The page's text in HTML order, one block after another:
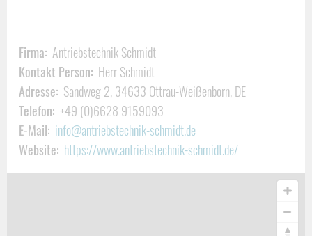
Ersatzteile für Old/Youngtimer, Motorsport und
Alltagsfahrzeug
Porsche-Sonderteile
Triebsätze8:35 in Top Qualität für dasPorsche 915
Firma: Antriebstechnik Schmidt
Kontakt Person: Herr Schmidt
Adresse: Sandweg 2, 34633 Ottrau-Weißenborn, DE
Telefon: +49 (0)6628 9159093
E-Mail: info@antriebstechnik-schmidt.de
Website: https://www.antriebstechnik-schmidt.de/